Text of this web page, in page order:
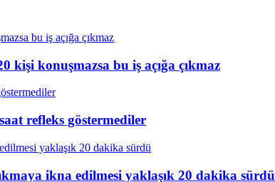
konuşmazsa bu iş açığa çıkmaz
refleks göstermediler
ikna edilmesi yaklaşık 20 dakika sürdü